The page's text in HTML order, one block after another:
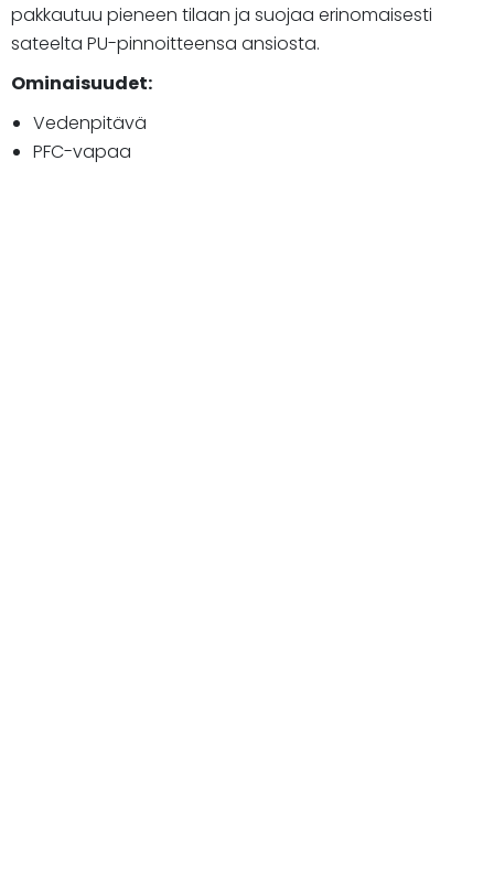
pakkautuu pieneen tilaan ja suojaa erinomaisesti
sateelta PU-pinnoitteensa ansiosta.
Ominaisuudet:
Vedenpitävä
PFC-vapaa